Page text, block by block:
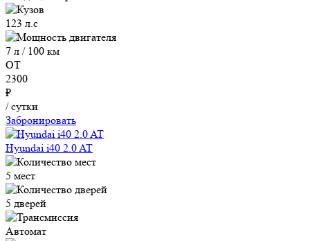
123 л.с
7 л / 100 км
ОТ
2300
₽
/ сутки
Забронировать
Hyundai i40 2.0 AT
5 мест
5 дверей
Автомат